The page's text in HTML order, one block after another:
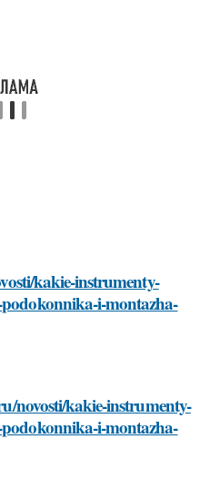
kakie-instrumenty-
i-montazha-
novosti/kakie-instrumenty-
i-montazha-